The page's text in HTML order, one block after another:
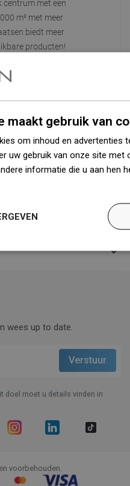
centrum met een
m² met meer
biedt meer
producten!




wees up to date.
doel moet u details vinden in
voorbehouden.
maakt gebruik van
om inhoud en advertenties
uw gebruik van onze site met
informatie die u aan hen